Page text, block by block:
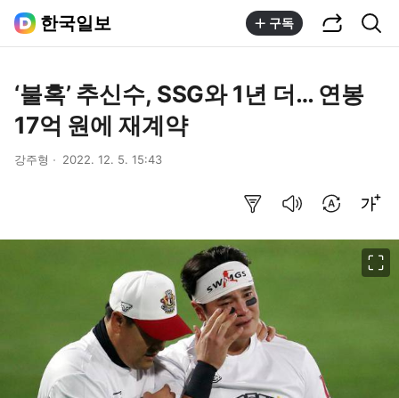
한국일보 구독
‘불혹’ 추신수, SSG와 1년 더… 연봉
17억 원에 재계약
강주형 2022. 12. 5. 15:43